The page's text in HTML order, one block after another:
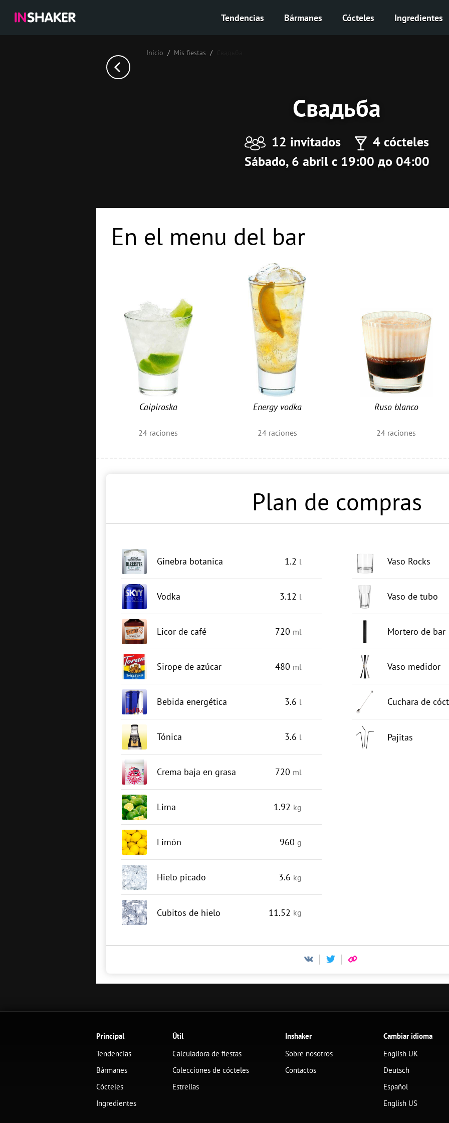
Tendencias Bármanes Cócteles Ingredientes
Inicio Mis fiestas
Свадьба
12 invitados
4 cócteles
Sábado, 6 abril с 19:00 до 04:00
En el menu del bar
Caipiroska
24 raciones
Energy vodka
24raciones
Ruso blanco
24 raciones
Plan de compras
Ginebra botanica 1.2 l
Vodka 3.12 l
Licor de café 720 ml
Sirope de azúcar 480 ml
Bebida energética 3.6 l
Tónica 3.6 l
Crema baja en grasa 720 ml
Lima 1.92 kg
Limón 960 g
Hielo picado 3.6 kg
Cubitos de hielo 11.52 kg
Vaso Rocks
Vaso de tubo
Mortero de bar
Vaso medidor
Cuchara de
Pajitas
Principal
Tendencias
Bármanes
Cócteles
Ingredientes
Útil
Calculadora de fiestas
Colecciones de cócteles
Estrellas
Inshaker
Sobre nosotros
Contactos
Cambiar idioma
English UK
Deutsch
Español
English US